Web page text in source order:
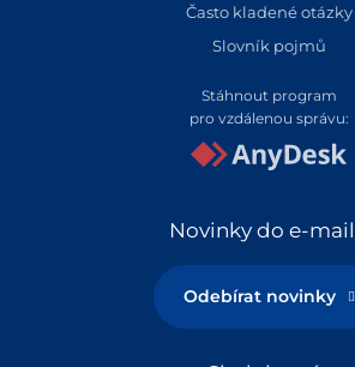
Často kladené otázky
Slovník pojmů
Stáhnout program
pro vzdálenou správu:
Novinky do e-
Odebírat novinky